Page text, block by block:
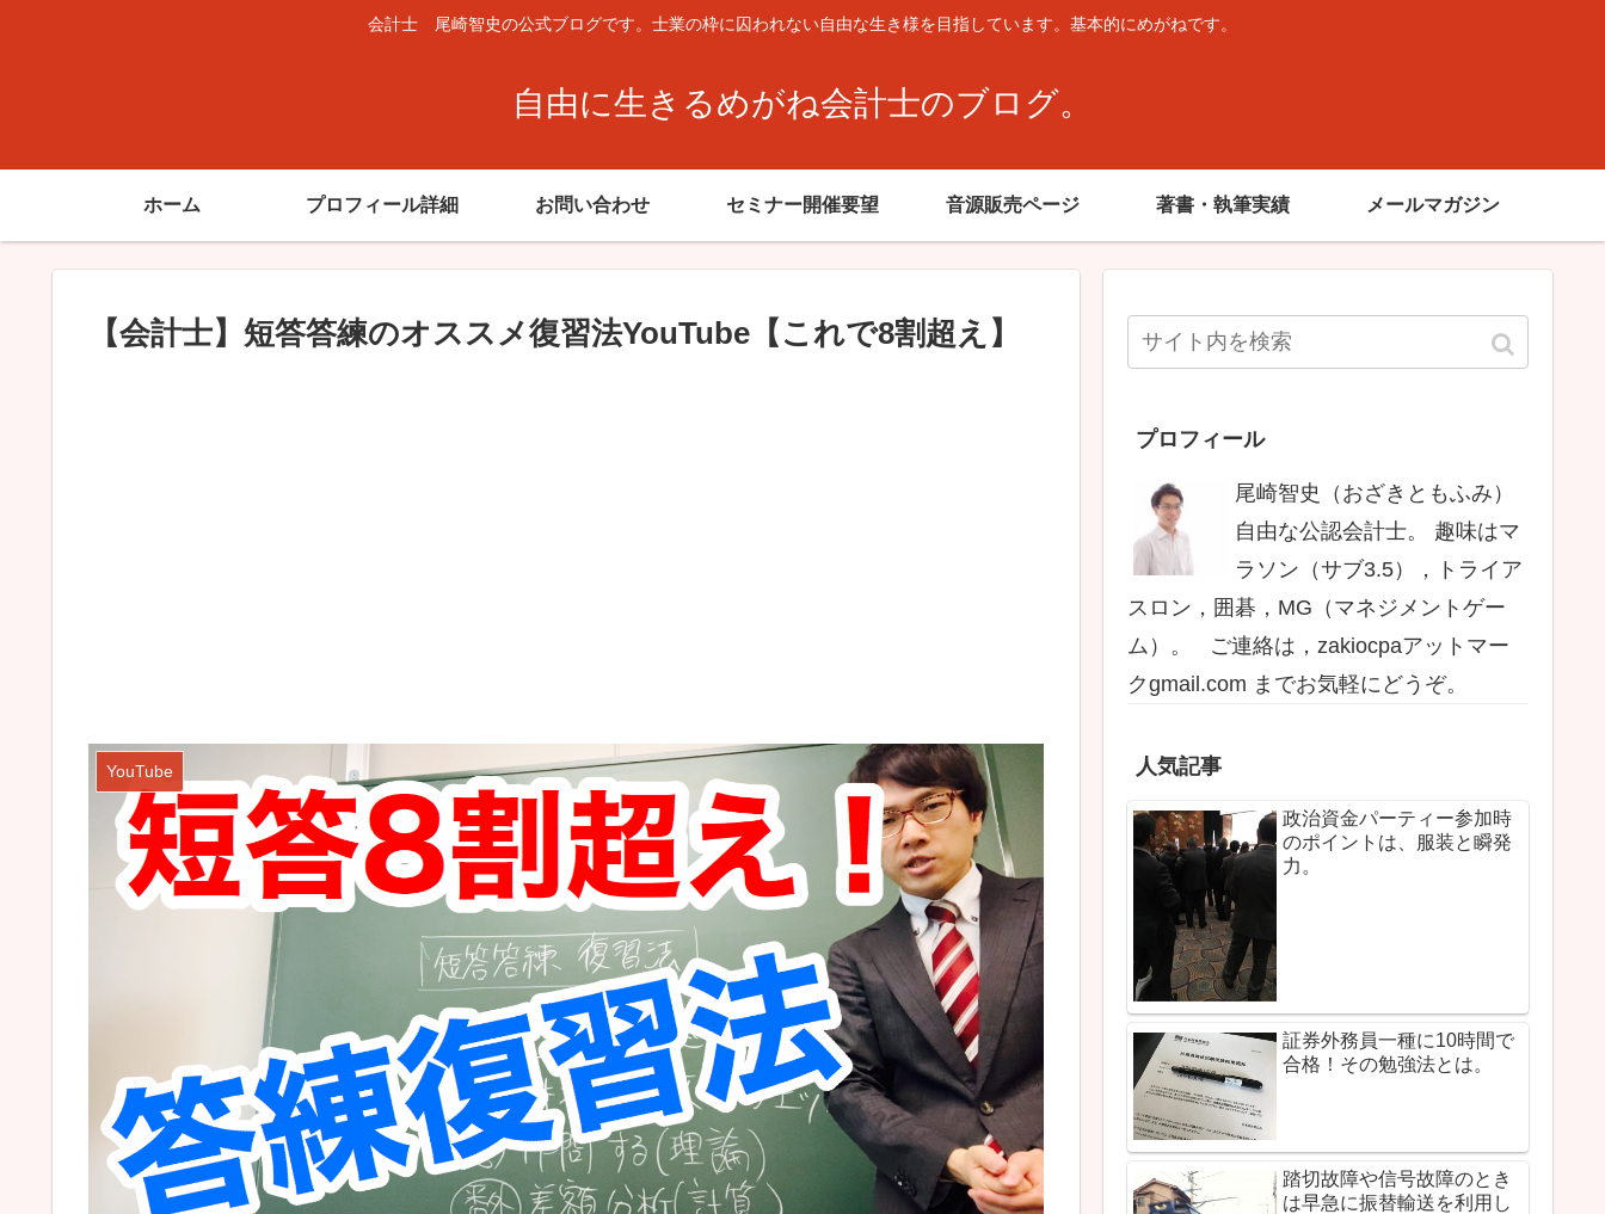
会計士 尾崎智史の公式ブログです。士業の枠に囚われない自由な生き様を目指しています。基本的にめがねです。
自由に生きるめがね会計士のブログ。
ホーム プロフィール詳細 お問い合わせ セミナー開催要望 音源販売ページ 著書・執筆実績 メールマガジン
【会計士】短答答練のオススメ復習法YouTube【これで8割超え】
YouTube
プロフィール
尾崎智史（おざきともふみ）
自由な公認会計士。 趣味はマ
ラソン（サブ3.5），トライア
スロン，囲碁，MG（マネジメントゲー
ム）。 ご連絡は，zakiocpaアットマー
クgmail.com までお気軽にどうぞ。
人気記事
政治資金パーティー参加時
のポイントは、服装と瞬発
力。
証券外務員一種に10時間で
合格！その勉強法とは。
踏切故障や信号故障のとき
は早急に振替輸送を利用し